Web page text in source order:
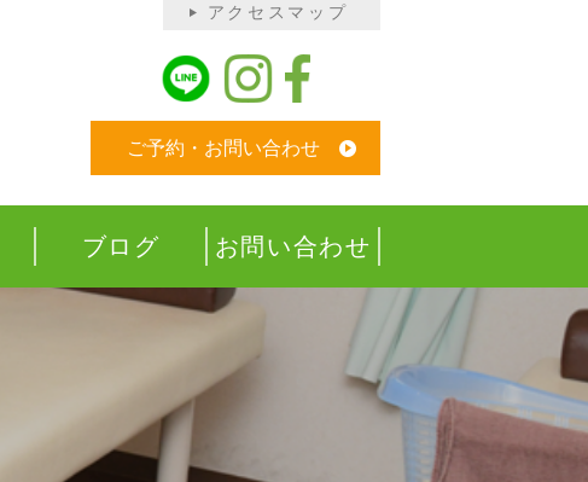
ご予約・お問い合わせ
アクセスマップ
ブログ お問い合わせ